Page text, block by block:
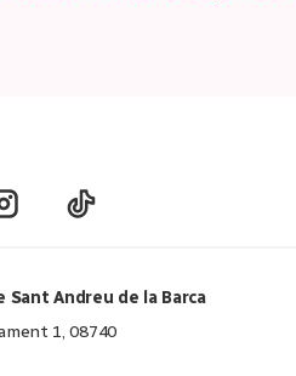
Andreu de la Barca
1, 08740